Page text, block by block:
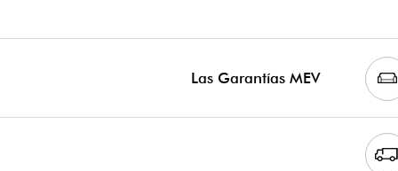
Las Garantías MEV